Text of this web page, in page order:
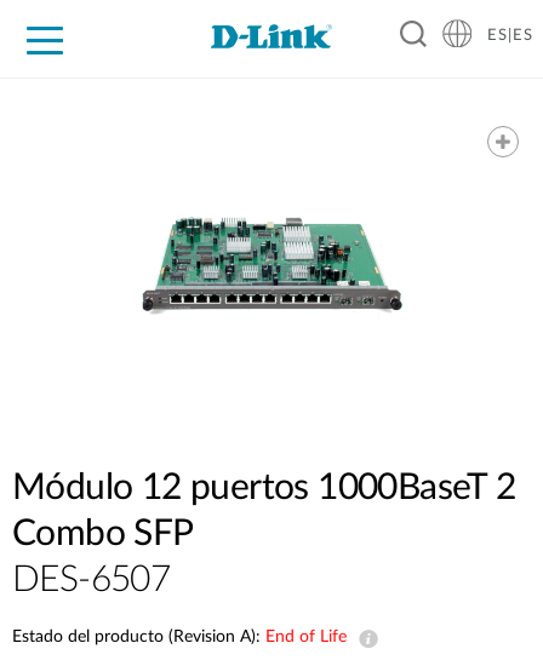
ES|ES
Módulo 12 puertos 1000BaseT 2
Combo SFP
DES-6507
Estado del producto (Revision A): End of Life